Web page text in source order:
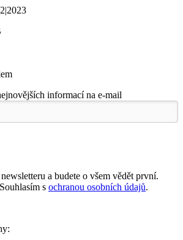
informací na e-mail
a budete o všem vědět první.
s ochranou osobních údajů.